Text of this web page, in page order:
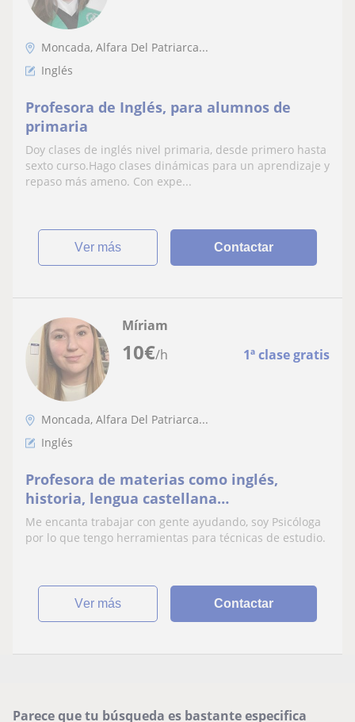
Moncada, Alfara Del Patriarca...
Inglés
Profesora de Inglés, para alumnos de
primaria
Doy clases de inglés nivel primaria, desde primero hasta
sexto curso.Hago clases dinámicas para un aprendizaje y
repaso más ameno. Con expe...
ver más Contactar
10€/h 1ª clase gratis
Míriam
Moncada, Alfara Del Patriarca...
Inglés
Profesora de materias como inglés,
historia, lengua castellana…
Me encanta trabajar con gente ayudando, soy Psicóloga
por lo que tengo herramientas para técnicas de estudio.
ver más Contactar
Parece que tu búsqueda es bastante especifica